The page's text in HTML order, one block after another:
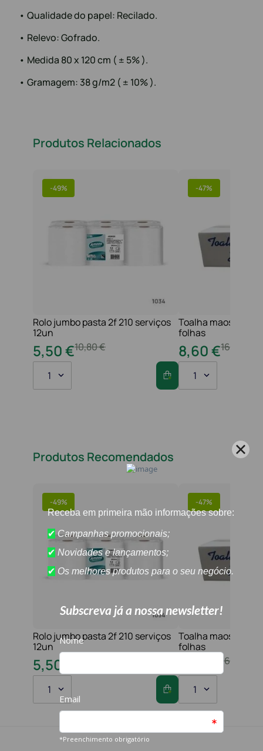
• Qualidade do papel: Recilado.
• Relevo: Gofrado.
• Medida 80 x 120 cm ( ± 5% ).
• Gramagem: 38 g/m2 ( ± 10% ).
Produtos Relacionados
-49%
Rolo jumbo pasta 2f 210 serviços
12un
10,80€
5,50€
1
-47%
Toalha maos 2f
folhas
16
8,60€
1
Produtos Recomendados
-49%
Rolo jumbo pasta 2f 210 serviços
12un
5,50
1
-47%
Toalha maos 2f
folhas
16
1